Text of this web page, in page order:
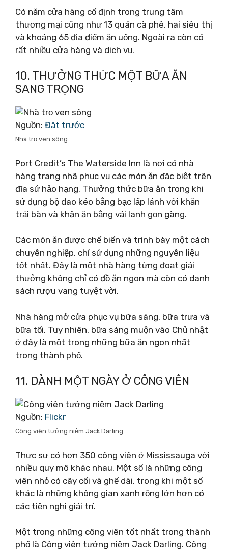
Có năm cửa hàng cố định trong trung tâm
thương mại cũng như 13 quán cà phê, hai siêu thị
và khoảng 65 địa điểm ăn uống. Ngoài ra còn có
rất nhiều cửa hàng và dịch vụ.
10. THƯỞNG THỨC MỘT BỮA ĂN
SANG TRỌNG
Nguồn: Đặt trước
Nhà trọ ven sông
Port Credit’s The Waterside Inn là nơi có nhà
hàng trang nhã phục vụ các món ăn đặc biệt trên
đĩa sứ hảo hạng. Thưởng thức bữa ăn trong khi
sử dụng bộ dao kéo bằng bạc lấp lánh với khăn
trải bàn và khăn ăn bằng vải lanh gọn gàng.
Các món ăn được chế biến và trình bày một cách
chuyên nghiệp, chỉ sử dụng những nguyên liệu
tốt nhất. Đây là một nhà hàng từng đoạt giải
thưởng không chỉ có đồ ăn ngon mà còn có danh
sách rượu vang tuyệt vời.
Nhà hàng mở cửa phục vụ bữa sáng, bữa trưa và
bữa tối. Tuy nhiên, bữa sáng muộn vào Chủ nhật
ở đây là một trong những bữa ăn ngon nhất
trong thành phố.
11. DÀNH MỘT NGÀY Ở CÔNG VIÊN
Nguồn: Flickr
Công viên tưởng niệm Jack Darling
Thực sự có hơn 350 công viên ở Mississauga với
nhiều quy mô khác nhau. Một số là những công
viên nhỏ có cây cối và ghế dài, trong khi một số
khác là những không gian xanh rộng lớn hơn có
các tiện nghi giải trí.
Một trong những công viên tốt nhất trong thành
phố là Công viên tưởng niệm Jack Darling. Công